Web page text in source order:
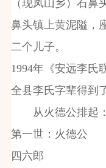
（现凤山乡）石
鼻头镇上黄泥隘，
二个儿子。
1994年《安远李氏
全县李氏字辈得到
从火德公排起：
第一世：火德公
四六郎